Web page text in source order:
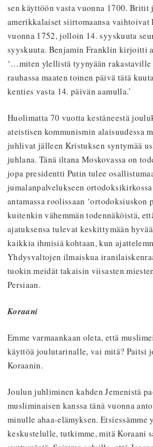
sen käyttöön vasta vuonna 1700. Britit
amerikkalaiset siirtomaansa vaihtoivat
vuonna 1752, jolloin 14. syyskuuta
syyskuuta. Benjamin Franklin kirjoitti
‘…miten ylellistä tyynyään rakastaville
rauhassa maaten toinen päivä tätä
kenties vasta 14. päivän aamulla.’
Huolimatta 70 vuotta kestäneestä
ateistisen kommunismin alaisuudessa
juhlivat jälleen Kristuksen syntymää
juhlana. Tänä iltana Moskovassa on
jopa presidentti Putin tulee
jumalanpalvelukseen
antamassaroolissaan ‘ortodoksiuskon
kuitenkin vähemmän todennäköistä,
ajatuksensa tulevat keskittymään
kaikkia ihmisiä kohtaan, kun
Yhdysvaltojen ilmaiskua
tuokin meidät takaisin viisasten
Persiaan.
Koraani
Emme varmaankaan oleta, että
käyttöä joulutarinalle, vai mitä? Paitsi
Koraanin.
Joulun juhliminen kahden Jemenistä
musliminaisen kanssa tänä vuonna
minulle ahaa-elämyksen. Etsiessämme
keskustelulle, tutkimme, mitä Koraani